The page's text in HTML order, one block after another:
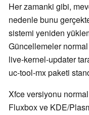
Her zamanki gibi,
nedenle bunu
sistemi yeniden
Güncellemeler
live-kernel-updater
uc-tool-mx paketi
Xfce versiyonu
Fluxbox ve KDE/